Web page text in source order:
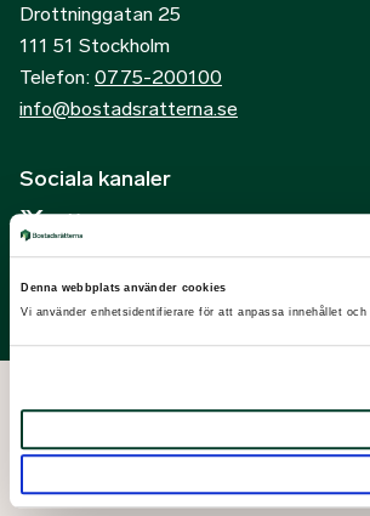
Denna webbplats använder cookies
Vi använder enhetsidentifierare för att anpassa innehållet
Drottninggatan 25
111 51 Stockholm
Telefon: 0775-200100
info@bostadsratterna.se
Sociala kanaler
X
Facebook
LinkedIn